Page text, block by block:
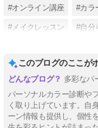
#オンライン講座 #カラ
#メイクレッスン #自分
このブログのここが
多彩なパ
パーソナルカラー診断や
く取り上げています。自
ーン情報も提供し、個性